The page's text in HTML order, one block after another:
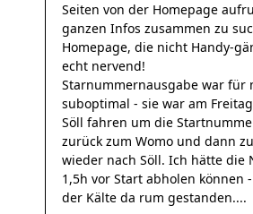
Seiten von der Homepage
ganzen Infos zusammen zu
Homepage, die nicht Handy-
echt nervend!
Starnummernausgabe war für
suboptimal - sie war am
Söll fahren um die
zurück zum Womo und dann
wieder nach Söll. Ich hätte die
1,5h vor Start abholen können
der Kälte da rum gestanden....